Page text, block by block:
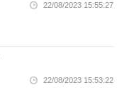
22/08/2023 15:55:27
22/08/2023 15:53:22